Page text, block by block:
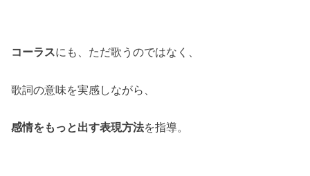
コーラスにも、ただ歌うのではなく、
歌詞の意味を実感しながら、
感情をもっと出す表現方法を指導。